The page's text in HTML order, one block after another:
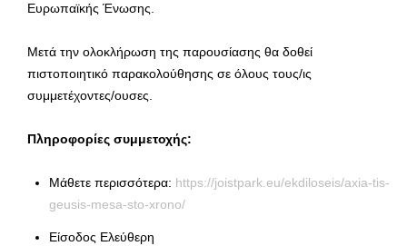
Ευρωπαϊκής Ένωσης.
Μετά την ολοκλήρωση της παρουσίασης θα δοθεί
πιστοποιητικό παρακολούθησης σε όλους τους/ις
συμμετέχοντες/ουσες.
Πληροφορίες συμμετοχής:
Μάθετε περισσότερα: https://joistpark.eu/ekdiloseis/axia-tis-
geusis-mesa-sto-xrono/
Είσοδος Ελεύθερη